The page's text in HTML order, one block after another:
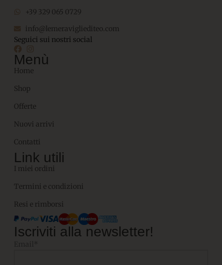
+39 329 065 0729
info@lemeravigliediteo.com
Seguici sui nostri social
Menù
Home
Shop
Offerte
Nuovi arrivi
Contatti
Link utili
I miei ordini
Termini e condizioni
Resi e rimborsi
Iscriviti alla newsletter!